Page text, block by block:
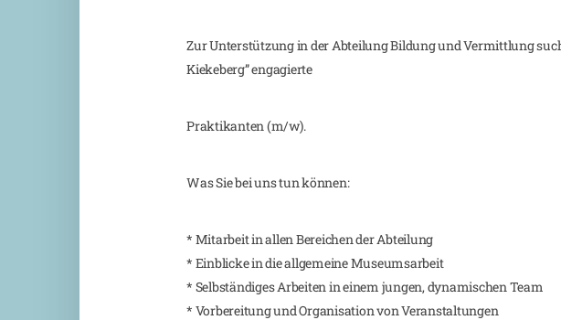
Zur Unterstützung in der Abteilung Bildung und Vermittlung
Kiekeberg” engagierte
Praktikanten (m/w).
Was Sie bei uns tun können:
* Mitarbeit in allen Bereichen der Abteilung
* Einblicke in die allgemeine Museumsarbeit
* Selbständiges Arbeiten in einem jungen, dynamischen Team
* Vorbereitung und Organisation von Veranstaltungen